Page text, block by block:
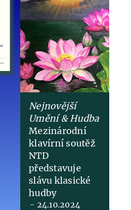
Nejnovější
Umění & Hudba
​Mezinárodní
klavírní soutěž
NTD
představuje
slávu klasické
hudby
- 24.10.2024